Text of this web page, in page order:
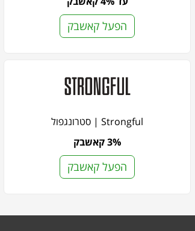
הפעל קאשבק
Strongful | סטרונגפול
3% קאשבק
הפעל קאשבק